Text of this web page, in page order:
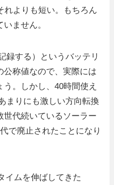
れよりも短い。もちろん
ません。
録する）というバッテリ
公称値なので、実際には
。しかし、40時間使え
まりにも激しい方向転換
世代続いているソーラー
で廃止されたことになり
イムを伸ばしてきた